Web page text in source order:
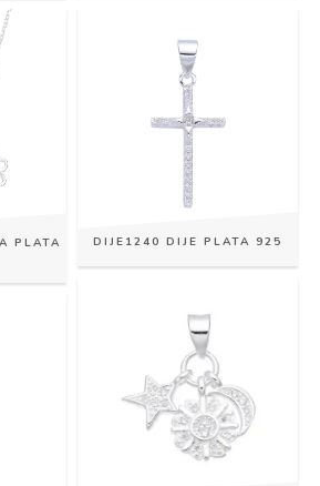
PLATA
DIJE1240 DIJE PLATA 925